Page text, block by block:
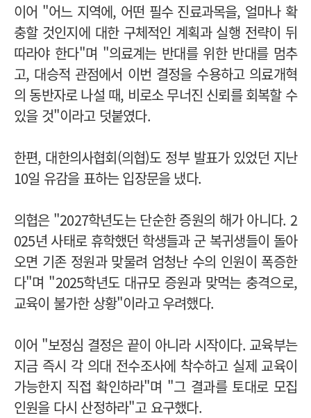
이어 "어느 지역에, 어떤 필수 진료과목을, 얼마나 확
충할 것인지에 대한 구체적인 계획과 실행 전략이 뒤
따라야 한다"며 "의료계는 반대를 위한 반대를 멈추
고, 대승적 관점에서 이번 결정을 수용하고 의료개혁
의 동반자로 나설 때, 비로소 무너진 신뢰를 회복할 수
있을 것"이라고 덧붙였다.
한편, 대한의사협회(의협)도 정부 발표가 있었던 지난
10일 유감을 표하는 입장문을 냈다.
의협은 "2027학년도는 단순한 증원의 해가 아니다. 2
025년 사태로 휴학했던 학생들과 군 복귀생들이 돌아
오면 기존 정원과 맞물려 엄청난 수의 인원이 폭증한
다"며 "2025학년도 대규모 증원과 맞먹는 충격으로,
교육이 불가한 상황"이라고 우려했다.
이어 "보정심 결정은 끝이 아니라 시작이다. 교육부는
지금 즉시 각 의대 전수조사에 착수하고 실제 교육이
가능한지 직접 확인하라"며 "그 결과를 토대로 모집
인원을 다시 산정하라"고 요구했다.